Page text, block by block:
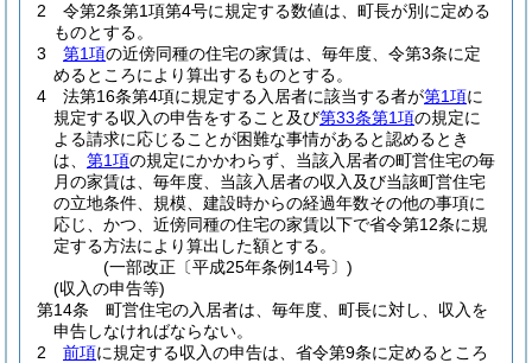
2
令第2条第1項第4号に規定する数値は、町長が別に定める
ものとする。
3
第1項の近傍同種の住宅の家賃は、毎年度、令第3条に定
めるところにより算出するものとする。
4
法第16条第4項に規定する入居者に該当する者が第1項に
規定する収入の申告をすること及び第33条第1項の規定に
よる請求に応じることが困難な事情があると認めるとき
は、 第1項の規定にかかわらず、当該入居者の町営住宅の毎
月の家賃は、毎年度、当該入居者の収入及び当該町営住宅
の立地条件、規模、建設時からの経過年数その他の事項に
応じ、かつ、近傍同種の住宅の家賃以下で省令第12条に規
定する方法により算出した額とする。
(一部改正〔平成25年条例14号〕)
(収入の申告等)
第14条
町営住宅の入居者は、毎年度、町長に対し、収入を
申告しなければならない。
2
前項に規定する収入の申告は、省令第9条に定めるところ